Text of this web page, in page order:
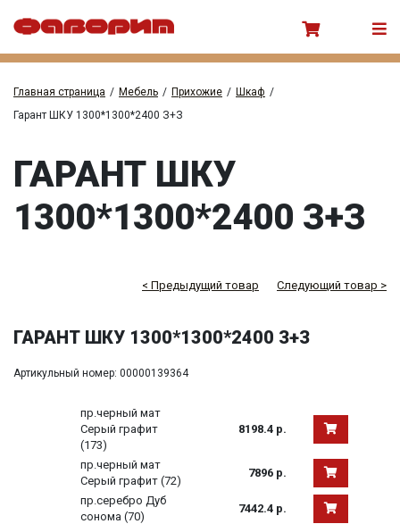
Главная страница / Мебель / Прихожие / Шкаф /
Гарант ШКУ 1300*1300*2400 З+З
ГАРАНТ ШКУ
1300*1300*2400 З+З
< Предыдущий товар Следующий товар >
ГАРАНТ ШКУ 1300*1300*2400 З+З
Артикульный номер: 00000139364
пр.черный мат
Серый графит
(173)
8198.4 р.
пр.черный мат
Серый графит (72)
7896 р.
пр.серебро Дуб
сонома (70)
7442.4 р.